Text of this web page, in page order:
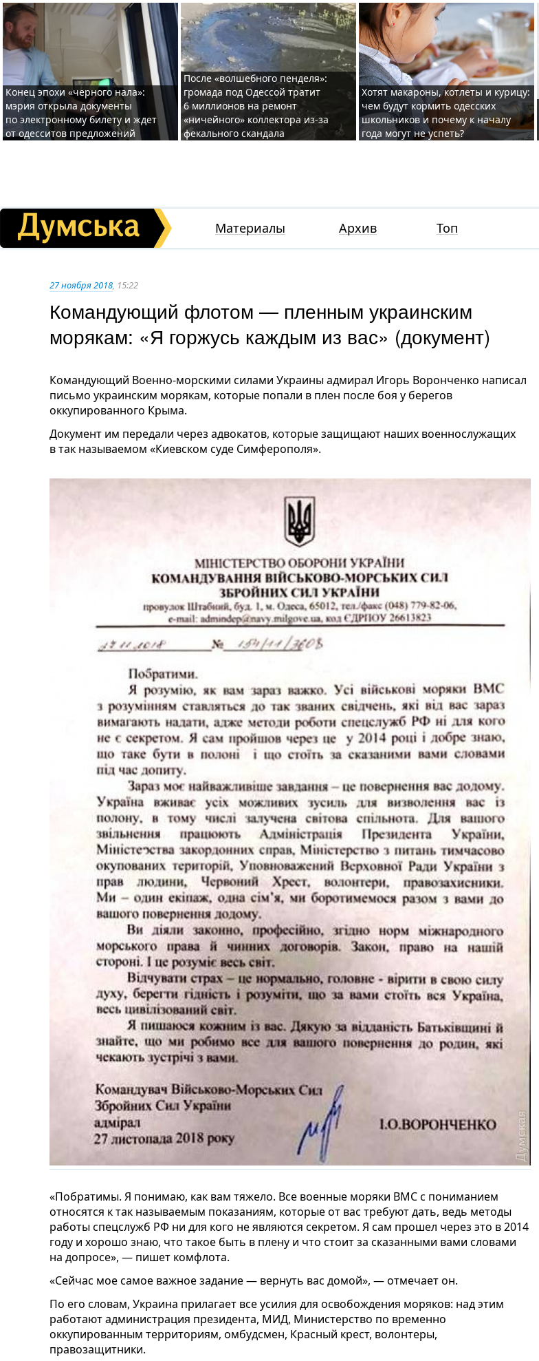
Конец эпохи «черного нала»:
мэрия открыла документы
по электронному билету и ждет
от одесситов предложений
После «волшебного пенделя»:
громада под Одессой тратит
6 миллионов на ремонт
«ничейного» коллектора из-за
фекального скандала
Хотят макароны, котлеты и курицу:
чем будут кормить одесских
школьников и почему к началу
года могут не успеть?
Материалы Архив Топ
27 ноября 2018, 15:22
Командующий флотом — пленным украинским
морякам: «Я горжусь каждым из вас» (документ)
Командующий Военно-морскими силами Украины адмирал Игорь Воронченко написал
письмо украинским морякам, которые попали в плен после боя у берегов
оккупированного Крыма.
Документ им передали через адвокатов, которые защищают наших военнослужащих
в так называемом «Киевском суде Симферополя».
«Побратимы. Я понимаю, как вам тяжело. Все военные моряки ВМС с пониманием
относятся к так называемым показаниям, которые от вас требуют дать, ведь методы
работы спецслужб РФ ни для кого не являются секретом. Я сам прошел через это в 2014
году и хорошо знаю, что такое быть в плену и что стоит за сказанными вами словами
на допросе», — пишет комфлота.
«Сейчас мое самое важное задание — вернуть вас домой», — отмечает он.
По его словам, Украина прилагает все усилия для освобождения моряков: над этим
работают администрация президента, МИД, Министерство по временно
оккупированным территориям, омбудсмен, Красный крест, волонтеры,
правозащитники.